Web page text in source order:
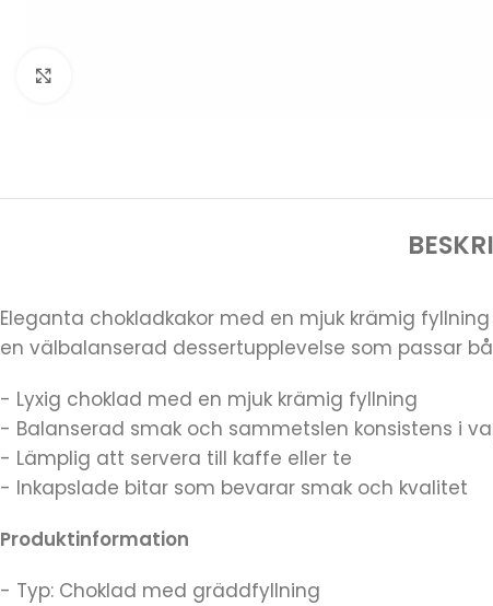
Eleganta chokladkakor med en mjuk krämig
en välbalanserad dessertupplevelse som passar
- Lyxig choklad med en mjuk krämig fyllning
- Balanserad smak och sammetslen konsistens i
- Lämplig att servera till kaffe eller te
- Inkapslade bitar som bevarar smak och kvalitet
Produktinformation
- Typ: Choklad med gräddfyllning